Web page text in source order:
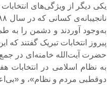
یکی دیگر از ویژگی‌های
به‌وجود آوردند و دشمن را به
پیروز انتخابات تبریک گفتند
حضرت آیت‌الله خامنه‌ای در
به نظام اسلامی در انتخابات
دوقطبی مردم و نظام»، و